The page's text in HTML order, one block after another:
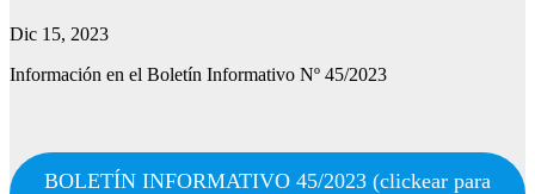
Dic 15, 2023
Información en el Boletín Informativo Nº 45/2023
BOLETÍN INFORMATIVO 45/2023 (clickear para